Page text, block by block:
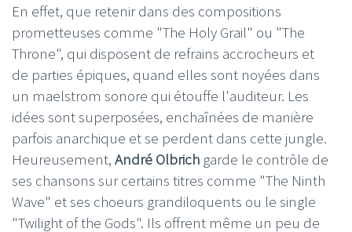
En effet, que retenir dans des compositions
prometteuses comme "The Holy Grail" ou "The
Throne", qui disposent de refrains accrocheurs et
de parties épiques, quand elles sont noyées dans
un maelstrom sonore qui étouffe l'auditeur. Les
idées sont superposées, enchaînées de manière
parfois anarchique et se perdent dans cette jungle.
Heureusement, André Olbrich garde le contrôle de
ses chansons sur certains titres comme "The Ninth
Wave" et ses choeurs grandiloquents ou le single
"Twilight of the Gods". Ils offrent même un peu de